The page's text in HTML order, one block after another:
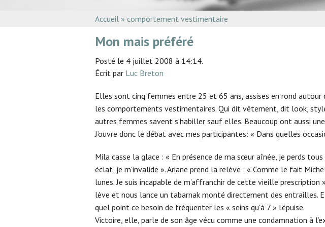
Accueil » comportement vestimentaire
Mon mais préféré
Posté le 4 juillet 2008 à 14:14.
Écrit par Luc Breton
Elles sont cinq femmes entre 25 et 65 ans, assises en rond
les comportements vestimentaires. Qui dit vêtement, dit look,
autres femmes savent s’habiller sauf elles. Beaucoup ont aussi
J’ouvre donc le débat avec mes participantes: « Dans quelles
Mila casse la glace : « En présence de ma sœur aînée, je perds
éclat, je m’invalide ». Ariane prend la relève : « Comme le fait
lunes. Je suis incapable de m’affranchir de cette vieille
lève et nous lance un tabarnak monté directement des entrailles.
quel point ce besoin de fréquenter les « seins qu’à 7 » l’épuise.
Victoire, elle, parle de son âge vécu comme une condamnation à